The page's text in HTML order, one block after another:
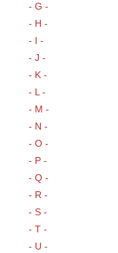
- G -
- H -
- I -
- J -
- K -
- L -
- M -
- N -
- O -
- P -
- Q -
- R -
- S -
- T -
- U -